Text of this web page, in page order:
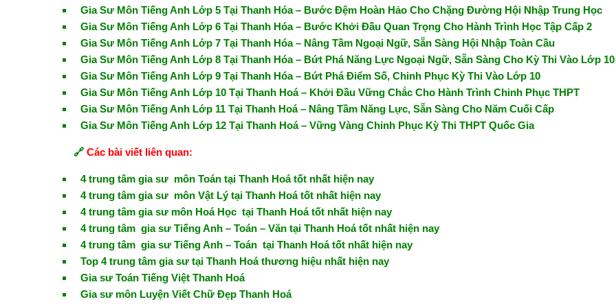
Gia Sư Môn Tiếng Anh Lớp 5 Tại Thanh Hóa – Bước Đệm Hoàn Hảo Cho Chặng Đường Hội Nhập Trung Học
Gia Sư Môn Tiếng Anh Lớp 6 Tại Thanh Hóa – Bước Khởi Đầu Quan Trọng Cho Hành Trình Học Tập Cấp 2
Gia Sư Môn Tiếng Anh Lớp 7 Tại Thanh Hóa – Nâng Tầm Ngoại Ngữ, Sẵn Sàng Hội Nhập Toàn Cầu
Gia Sư Môn Tiếng Anh Lớp 8 Tại Thanh Hóa – Bứt Phá Năng Lực Ngoại Ngữ, Sẵn Sàng Cho Kỳ Thi Vào Lớp 10
Gia Sư Môn Tiếng Anh Lớp 9 Tại Thanh Hóa – Bứt Phá Điểm Số, Chinh Phục Kỳ Thi Vào Lớp 10
Gia Sư Môn Tiếng Anh Lớp 10 Tại Thanh Hoá – Khởi Đầu Vững Chắc Cho Hành Trình Chinh Phục THPT
Gia Sư Môn Tiếng Anh Lớp 11 Tại Thanh Hoá – Nâng Tầm Năng Lực, Sẵn Sàng Cho Năm Cuối Cấp
Gia Sư Môn Tiếng Anh Lớp 12 Tại Thanh Hoá – Vững Vàng Chinh Phục Kỳ Thi THPT Quốc Gia
🔗 Các bài viết liên quan:
4 trung tâm gia sư môn Toán tại Thanh Hoá tốt nhất hiện nay
4 trung tâm gia sư môn Vật Lý tại Thanh Hoá tốt nhất hiện nay
4 trung tâm gia sư môn Hoá Học tại Thanh Hoá tốt nhất hiện nay
4 trung tâm gia sư Tiếng Anh – Toán – Văn tại Thanh Hoá tốt nhất hiện nay
4 trung tâm gia sư Tiếng Anh – Toán tại Thanh Hoá tốt nhất hiện nay
Top 4 trung tâm gia sư tại Thanh Hoá thương hiệu nhất hiện nay
Gia sư Toán Tiếng Việt Thanh Hoá
Gia sư môn Luyện Viết Chữ Đẹp Thanh Hoá